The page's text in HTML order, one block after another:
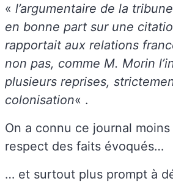
« l’argumentaire de la tribune
en bonne part sur une
rapportait aux relations
non pas, comme M. Morin
plusieurs reprises,
colonisation« .
On a connu ce journal
respect des faits évoqués…
… et surtout plus prompt à